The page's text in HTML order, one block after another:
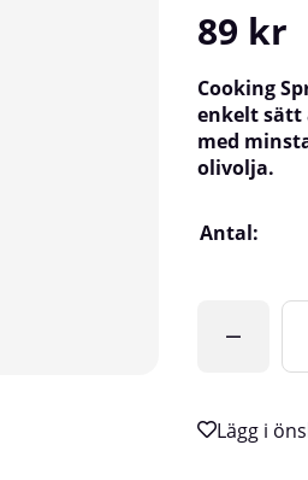
89 kr
Cooking
enkelt sätt
med
olivolja.
Antal: